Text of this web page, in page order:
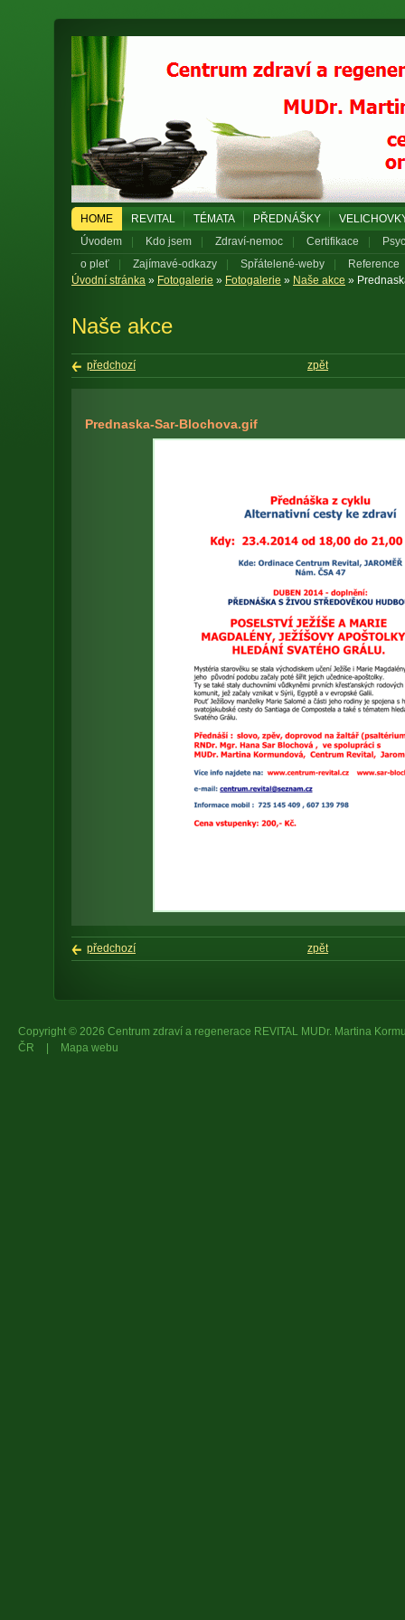
HOME REVITAL TÉMATA PŘEDNÁŠKY
Úvodem
Kdo jsem Zdraví-nemoc Certifikace
o pleť
Zajímavé-odkazy Spřátelené-weby
Reference
Úvodní stránka » Fotogalerie » Fotogalerie » Naše akce »
Naše akce
předchozí zpět
Prednaska-Sar-Blochova.gif
předchozí zpět
Copyright © 2026 Centrum zdraví a regenerace REVITAL MUDr. Martina
ČR
| Mapa webu